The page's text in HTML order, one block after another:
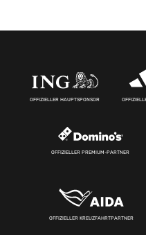
OFFIZIELLER HAUPTSPONSOR
OFFIZIELLER PREMIUM-PARTNER
OFFIZIELLER KREUZFAHRTPARTNER